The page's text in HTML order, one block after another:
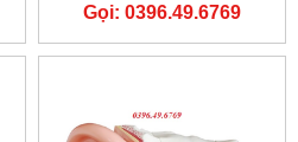
Gọi: 0396.49.6769